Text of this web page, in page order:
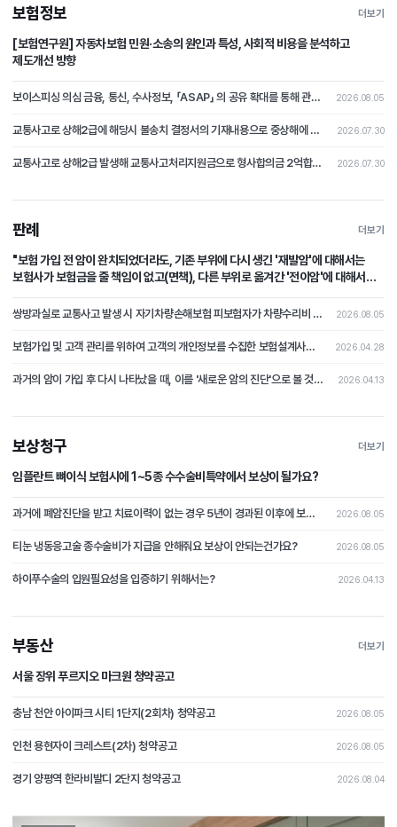
보험정보 더보기
[보험연구원] 자동차보험 민원·소송의 원인과 특성, 사회적 비용을 분석하고
제도개선 방향
보이스피싱 의심 금융, 통신, 수사정보, 「ASAP」 의 공유 확대를 통해 관계기관 공동 활용 체계 마련 2026.08.05
교통사고로 상해2급에 해당시 불송치 결정서의 기재내용으로 중상해에 해당하지 않는다는 부분의 주장을 철회하고 형사합의로 본 분쟁조정사례[제2026-4호] 2026.07.30
교통사고로 상해2급 발생해 교통사고처리지원금으로 형사합의금 2억합의후 불송치시 형사합의에 대한 쟁점 논쟁이 된 분쟁조정사례 [제2026-3호] 2026.07.30
판례 더보기
"보험 가입 전 암이 완치되었더라도, 기존 부위에 다시 생긴 '재발암'에 대해서는
보험사가 보험금을 줄 책임이 없고(면책), 다른 부위로 옮겨간 '전이암'에 대해서는
쌍방과실로 교통사고 발생 시 자기차량손해보험 피보험자가 차량수리비 중 자기부담금 상당액을 보상받지 못하였는데, 상대차량의 보험자를 상대로 자기부담금 상당의 손해배상을 청구한 사건 2026.08.05
보험가입 및 고객 관리를 위하여 고객의 개인정보를 수집한 보험설계사가 개인정보처리자에 해당하는지 여부가 문제 된 사건 2026.04.28
과거의 암이 가입 후 다시 나타났을 때, 이를 '새로운 암의 진단'으로 볼 것인지 아니면 '과거 사고의 연장(재발)'으로 보아 면책할 것인가? 2026.04.13
보상청구 더보기
임플란트 뼈이식 보험시에 1~5종 수수술비특약에서 보상이 될가요?
과거에 폐암진단을 받고 치료이력이 없는 경우 5년이 경과된 이후에 보험가입시 폐암이 발병될 경우 보상이 가능할가요? 2026.08.05
티눈 냉동응고술 종수술비가 지급을 안해줘요 보상이 안되는건가요? 2026.08.05
하이푸수술의 입원필요성을 입증하기 위해서는? 2026.04.13
부동산 더보기
서울 장위 푸르지오 마크원 청약공고
충남 천안 아이파크 시티 1단지(2회차) 청약공고 2026.08.05
인천 용현자이 크레스트(2차) 청약공고 2026.08.05
경기 양평역 한라비발디 2단지 청약공고 2026.08.04